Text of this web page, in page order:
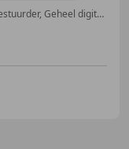
Verwarming zetels achter, Open dak, Airbag bestuurder, Geheel digitaal combi-instrument, Stoelventilatie, Alarm, Garantie, Getinte ramen